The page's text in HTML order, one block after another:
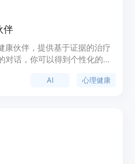
伴
康伙伴，提供基于证据的治疗
对话，你可以得到个性化的建
注意，NYLA并不能替代专业
AI 心理健康